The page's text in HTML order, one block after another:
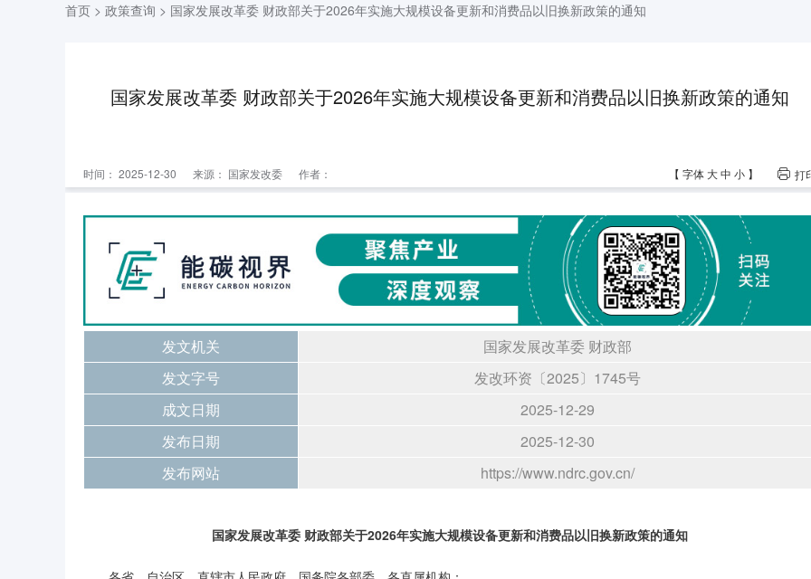
首页 > 政策查询 > 国家发展改革委 财政部关于2026年实施大规模设备更新和消费品以旧换新政策的通知
国家发展改革委 财政部关于2026年实施大规模设备更新和消费品以旧换新政策的通知
时间： 2025-12-30 来源： 国家发改委 作者： 打
【 字体 大中 小 】
发文机关
国家发展改革委 财政部
发文字号
发改环资〔2025〕1745号
成文日期
2025-12-29
发布日期
2025-12-30
发布网站
https://www.ndrc.gov.cn/
国家发展改革委 财政部关于2026年实施大规模设备更新和消费品以旧换新政策的通知